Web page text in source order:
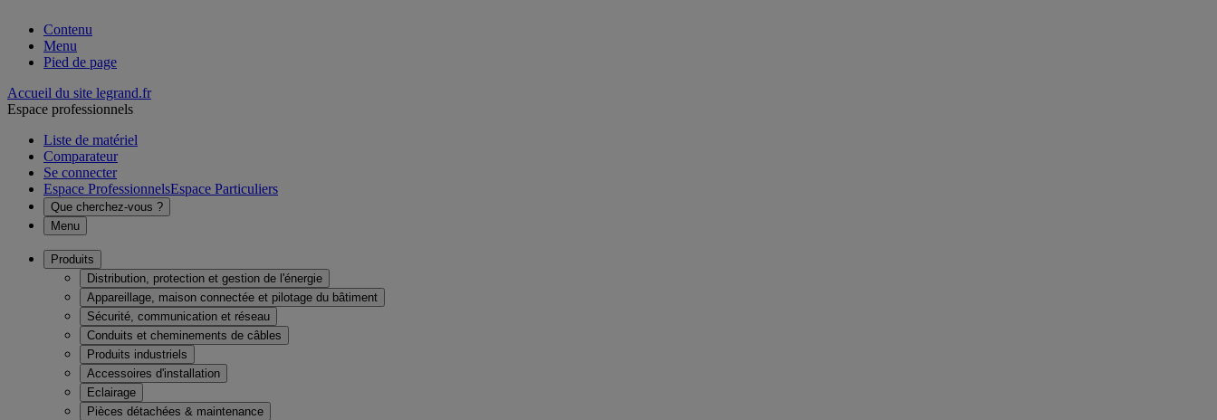
Contenu
Menu
Pied de page
Accueil du site legrand.fr
Espace professionnels
Liste de matériel
Comparateur
Se connecter
Espace ProfessionnelsEspace Particuliers
Que cherchez-vous ?
Menu
Produits
Distribution, protection et gestion de l'énergie
Appareillage, maison connectée et pilotage du bâtiment
Sécurité, communication et réseau
Conduits et cheminements de câbles
Produits industriels
Accessoires d'installation
Eclairage
Pièces détachées & maintenance